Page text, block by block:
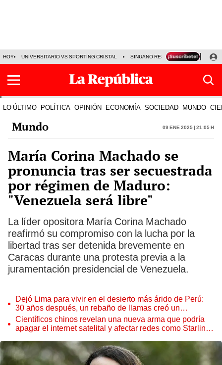
HOY UNIVERSITARIO VS SPORTING CRISTAL SINUANO RESULTADOS HOY
LO ÚLTIMO POLÍTICA OPINIÓN ECONOMÍA SOCIEDAD MUNDO
Mundo 09 Ene 2025 | 21:05 h
María Corina Machado se
pronuncia tras ser secuestrada
por régimen de Maduro:
"Venezuela será libre"
La líder opositora María Corina Machado
reafirmó su compromiso con la lucha por la
libertad tras ser detenida brevemente en
Caracas durante una protesta previa a la
juramentación presidencial de Venezuela.
Dejó Lima para vivir en el desierto más árido de Perú:
30 años después, un rebaño de llamas creó un
sorprendente ecosistema
Científicos chinos revelan una nueva arma que podría
apagar el internet satelital y afectar redes como Starlink